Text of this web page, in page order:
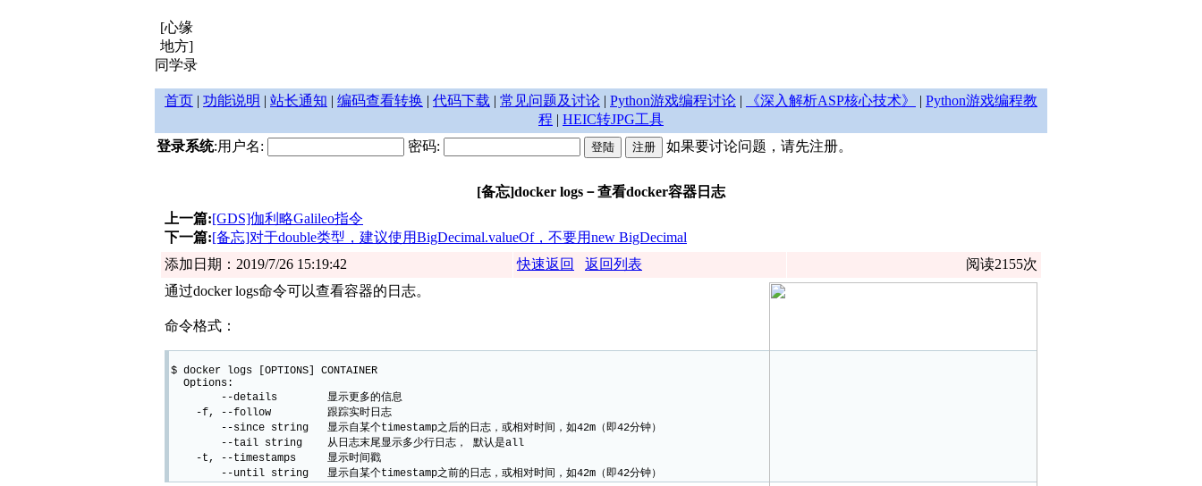
[心缘
地方]
同学录
首页 | 功能说明 | 站长通知 | 编码查看转换 | 代码下载 | 常见问题及讨论 | Python游戏编程讨论 | 《深入解析ASP核心技术》 | Python游戏编程教
程 | HEIC转JPG工具
登录系统:用户名: 密码: 如果要讨论问题，请先注册。
[备忘]docker logs－查看docker容器日志
上一篇:[GDS]伽利略Galileo指令
下一篇:[备忘]对于double类型，建议使用BigDecimal.valueOf，不要用new BigDecimal
添加日期：2019/7/26 15:19:42
快速返回 返回列表
阅读2155次
通过docker logs命令可以查看容器的日志。
命令格式：
$ docker logs [OPTIONS] CONTAINER
Options:
--details 显示更多的信息
-f, --follow 跟踪实时日志
--since string 显示自某个timestamp之后的日志，或相对时间，如42m（即42分钟）
--tail string 从日志末尾显示多少行日志， 默认是all
-t, --timestamps 显示时间戳
--until string 显示自某个timestamp之前的日志，或相对时间，如42m（即42分钟）